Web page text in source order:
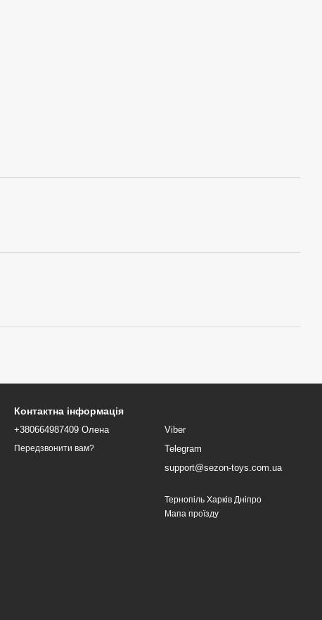
Контактна інформація
+380664987409 Олена
Передзвонити вам?
Viber
Telegram
support@sezon-toys.com.ua
Тернопіль Харків Дніпро
Мапа проїзду